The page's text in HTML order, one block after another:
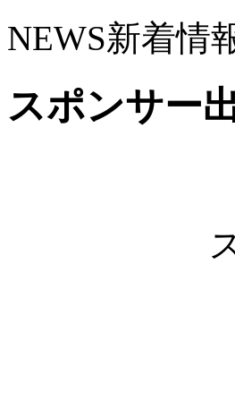
NEWS新着情
スポンサー